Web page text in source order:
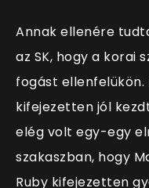
Annak ellenére
az SK, hogy a korai
fogást ellenfelükön.
kifejezetten jól
elég volt egy-egy
szakaszban, hogy
Ruby kifejezetten